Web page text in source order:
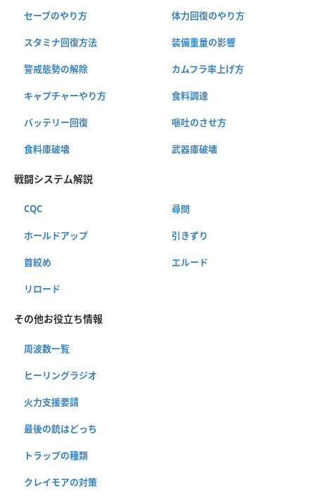
セーブのやり方 体力回復のやり方
スタミナ回復方法 装備重量の影響
警戒態勢の解除 カムフラ率上げ方
キャプチャーやり方 食料調達
バッテリー回復 嘔吐のさせ方
食料庫破壊 武器庫破壊
戦闘システム解説
CQC 尋問
ホールドアップ 引きずり
首絞め エルード
リロード
その他お役立ち情報
周波数一覧
ヒーリングラジオ
火力支援要請
最後の銃はどっち
トラップの種類
クレイモアの対策